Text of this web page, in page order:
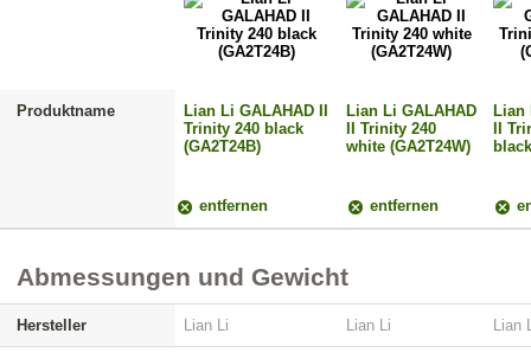
Produktname
Lian Li GALAHAD II
Trinity 240 black
(GA2T24B)
Lian Li GALAHAD
II Trinity 240
white (GA2T24W)
Lian
II
entfernen entfernen
Abmessungen und Gewicht
Hersteller Lian Li Lian Li Lian